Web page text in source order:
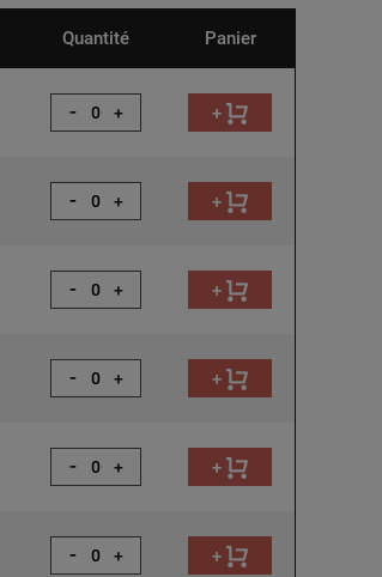
Quantité Panier
- + +
- + +
- + +
- + +
- + +
- + +